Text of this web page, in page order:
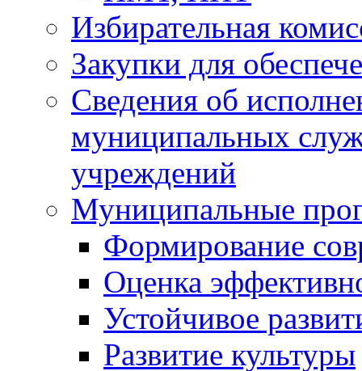
Избирательная
Закупки для
Сведения об
муниципальных
учреждений
Муниципальные
Формирование
Оценка
Устойчивое
Развитие культуры